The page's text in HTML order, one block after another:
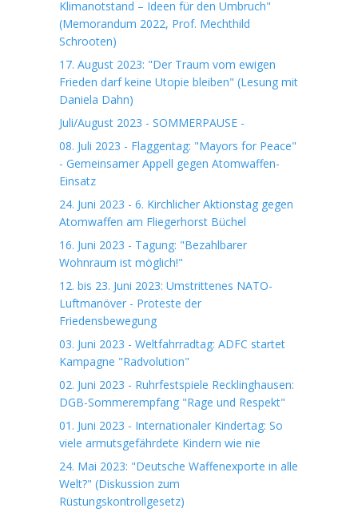
Klimanotstand – Ideen für den Umbruch"
(Memorandum 2022, Prof. Mechthild
Schrooten)
17. August 2023: "Der Traum vom ewigen
Frieden darf keine Utopie bleiben" (Lesung mit
Daniela Dahn)
Juli/August 2023 - SOMMERPAUSE -
08. Juli 2023 - Flaggentag: "Mayors for Peace"
- Gemeinsamer Appell gegen Atomwaffen-
Einsatz
24. Juni 2023 - 6. Kirchlicher Aktionstag gegen
Atomwaffen am Fliegerhorst Büchel
16. Juni 2023 - Tagung: "Bezahlbarer
Wohnraum ist möglich!"
12. bis 23. Juni 2023: Umstrittenes NATO-
Luftmanöver - Proteste der
Friedensbewegung
03. Juni 2023 - Weltfahrradtag: ADFC startet
Kampagne "Radvolution"
02. Juni 2023 - Ruhrfestspiele Recklinghausen:
DGB-Sommerempfang "Rage und Respekt"
01. Juni 2023 - Internationaler Kindertag: So
viele armutsgefährdete Kindern wie nie
24. Mai 2023: "Deutsche Waffenexporte in alle
Welt?" (Diskussion zum
Rüstungskontrollgesetz)